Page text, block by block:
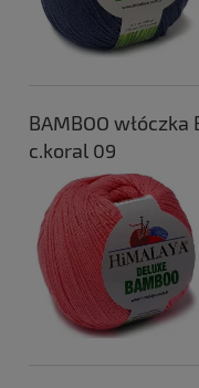
BAMBOO włóczka
c.koral 09